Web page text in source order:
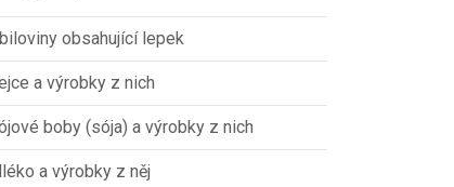
obsahující lepek
a výrobky z nich
boby (sója) a výrobky z nich
a výrobky z něj